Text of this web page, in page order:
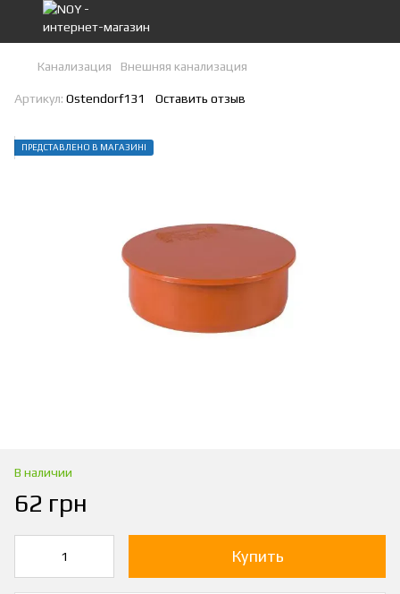
Канализация Внешняя канализация
Артикул: Ostendorf131 Оставить отзыв
ПРЕДСТАВЛЕНО В МАГАЗИНІ
В наличии
62 грн
Купить